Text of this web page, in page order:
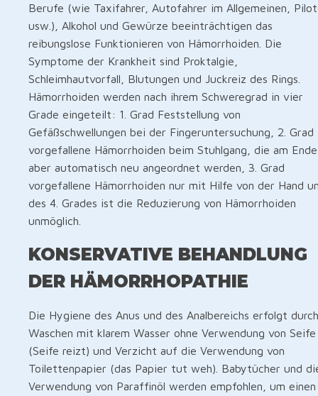
Berufe (wie Taxifahrer, Autofahrer im Allgemeinen,
usw.), Alkohol und Gewürze beeinträchtigen das
reibungslose Funktionieren von Hämorrhoiden. Die
Symptome der Krankheit sind Proktalgie,
Schleimhautvorfall, Blutungen und Juckreiz des Rings.
Hämorrhoiden werden nach ihrem Schweregrad in vier
Grade eingeteilt: 1. Grad Feststellung von
Gefäßschwellungen bei der Fingeruntersuchung, 2. Grad
vorgefallene Hämorrhoiden beim Stuhlgang, die am Ende
aber automatisch neu angeordnet werden, 3. Grad
vorgefallene Hämorrhoiden nur mit Hilfe von der Hand
des 4. Grades ist die Reduzierung von Hämorrhoiden
unmöglich.
KONSERVATIVE BEHANDLUNG
DER HÄMORRHOPATHIE
Die Hygiene des Anus und des Analbereichs erfolgt durch
Waschen mit klarem Wasser ohne Verwendung von Seife
(Seife reizt) und Verzicht auf die Verwendung von
Toilettenpapier (das Papier tut weh). Babytücher und
Verwendung von Paraffinöl werden empfohlen, um einen